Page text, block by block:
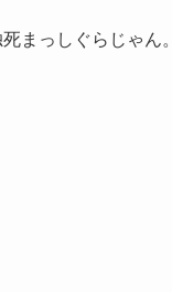
まっしぐらじゃん。